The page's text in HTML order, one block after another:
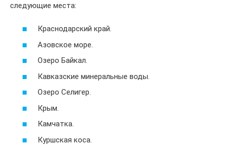
следующие места:
Краснодарский край.
Азовское море.
Озеро Байкал.
Кавказские минеральные воды.
Озеро Селигер.
Крым.
Камчатка.
Куршская коса.